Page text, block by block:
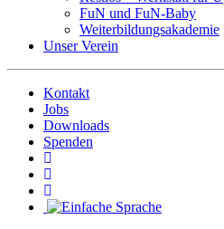
FuN und FuN-Baby
Weiterbildungsakademie
Unser Verein
Kontakt
Jobs
Downloads
Spenden